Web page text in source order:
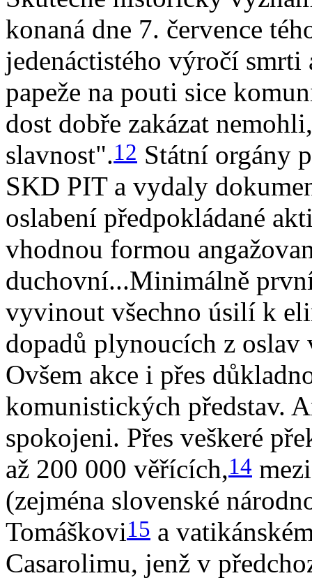
konaná dne 7. července
jedenáctistého výročí smrti
papeže na pouti sice
dost dobře zakázat
slavnost".12 Státní orgány
SKD PIT a vydaly
oslabení předpokládané
vhodnou formou
duchovní...Minimálně
vyvinout všechno úsilí k
dopadů plynoucích z
Ovšem akce i přes
komunistických představ.
spokojeni. Přes veškeré
až 200 000 věřících,14
(zejména slovenské
Tomáškovi15 a
Casarolimu, jenž v